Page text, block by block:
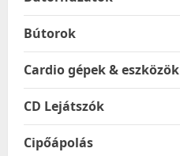
Bútorok
Cardio gépek & eszközök
CD Lejátszók
Cipőápolás